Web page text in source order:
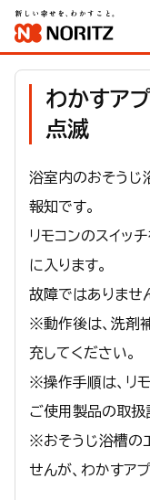
わかすア
点滅
浴室内のおそうじ
報知です。
リモコンのスイッ
に入ります。
故障ではありませ
※動作後は、洗剤
充してください。
※操作手順は、リ
ご使用製品の取扱
※おそうじ浴槽の
せんが、わかすア